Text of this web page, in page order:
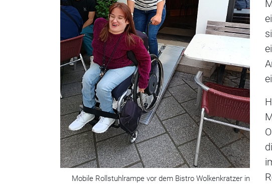
Mobile Rollstuhlrampe vor dem Bistro Wolkenkratzer in